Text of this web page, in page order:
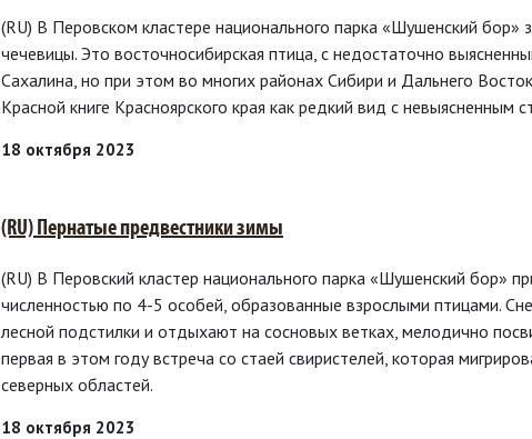
(RU) В Перовском кластере национального парка «Шушенский бор»
чечевицы. Это восточносибирская птица, с недостаточно
Сахалина, но при этом во многих районах Сибири и Дальнего
Красной книге Красноярского края как редкий вид с невыясненным
18 октября 2023
(RU) Пернатые предвестники зимы
(RU) В Перовский кластер национального парка «Шушенский бор»
численностью по 4-5 особей, образованные взрослыми птицами.
лесной подстилки и отдыхают на сосновых ветках, мелодично
первая в этом году встреча со стаей свиристелей, которая
северных областей.
18 октября 2023